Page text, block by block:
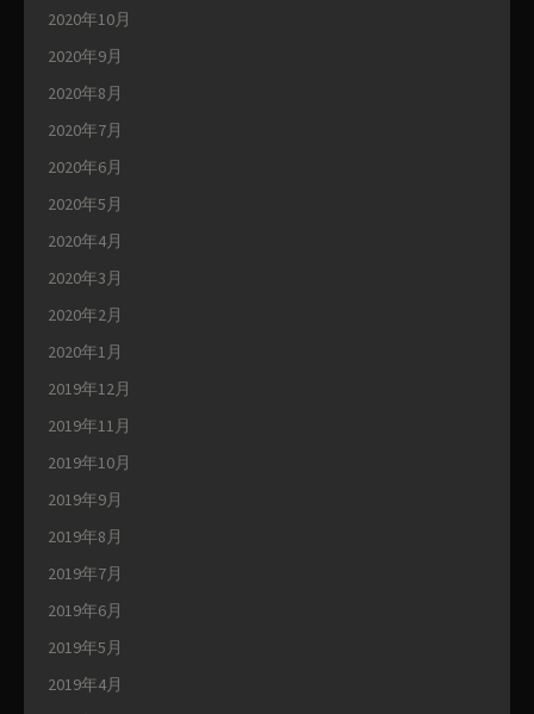
2020年10月
2020年9月
2020年8月
2020年7月
2020年6月
2020年5月
2020年4月
2020年3月
2020年2月
2020年1月
2019年12月
2019年11月
2019年10月
2019年9月
2019年8月
2019年7月
2019年6月
2019年5月
2019年4月